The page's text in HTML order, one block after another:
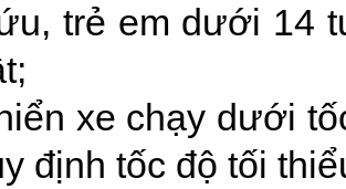
trẻ em dưới 14
xe chạy dưới
định tốc độ tối